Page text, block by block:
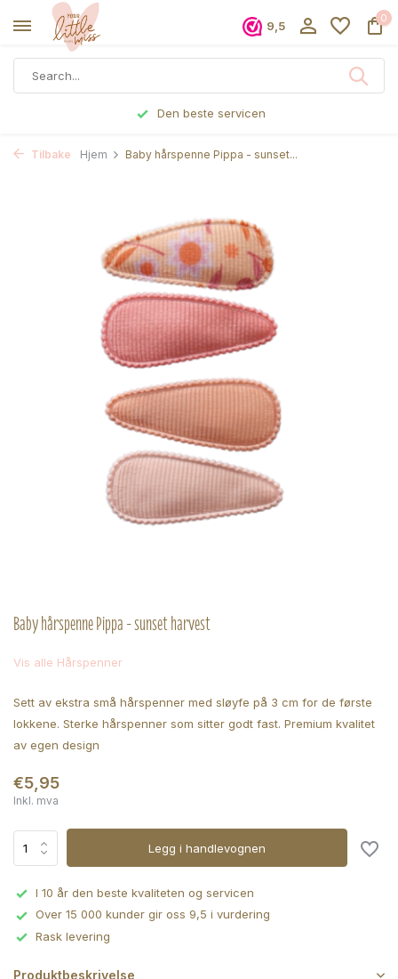
9,5
0
Den beste servicen
Tilbake Hjem Baby hårspenne Pippa - sunset...
Baby hårspenne Pippa - sunset harvest
Vis alle Hårspenner
Sett av ekstra små hårspenner med sløyfe på 3 cm for de første
lokkene. Sterke hårspenner som sitter godt fast. Premium kvalitet
av egen design
€5,95
Inkl. mva
Legg i handlevognen
I 10 år den beste kvaliteten og servicen
Over 15 000 kunder gir oss 9,5 i vurdering
Rask levering
Produktbeskrivelse